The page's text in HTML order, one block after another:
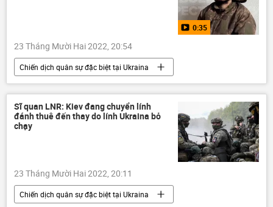
Sáp nhập DNR, LNR, Zaporozhye và Kherson vào Nga
0:35
23 Tháng Mười Hai 2022, 20:54
Chiến dịch quân sự đặc biệt tại Ukraina
Cuộc khủng hoảng ở Ukraina
Video từ Ukraina
Ukraina
Sáp nhập DNR, LNR, Zaporozhye và Kherson vào Nga
Sĩ quan LNR: Kiev đang chuyển lính
đánh thuê đến thay do lính Ukraina bỏ
chạy
23 Tháng Mười Hai 2022, 20:11
Chiến dịch quân sự đặc biệt tại Ukraina